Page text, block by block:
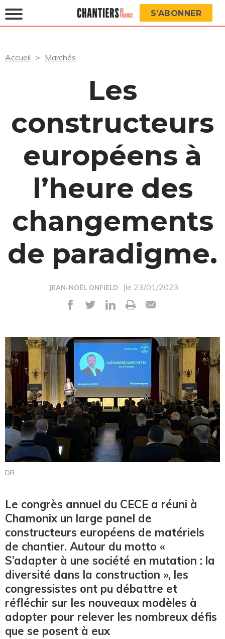
S’ABONNER
Accueil Marchés
Les
constructeurs
européens à
l’heure des
changements
de paradigme.
JEAN-NOËL ONFIELD |le 23/01/2023
DR
Le congrès annuel du CECE a réuni à
Chamonix un large panel de
constructeurs européens de matériels
de chantier. Autour du motto «
S’adapter à une société en mutation : la
diversité dans la construction », les
congressistes ont pu débattre et
réfléchir sur les nouveaux modèles à
adopter pour relever les nombreux défis
que se posent à eux